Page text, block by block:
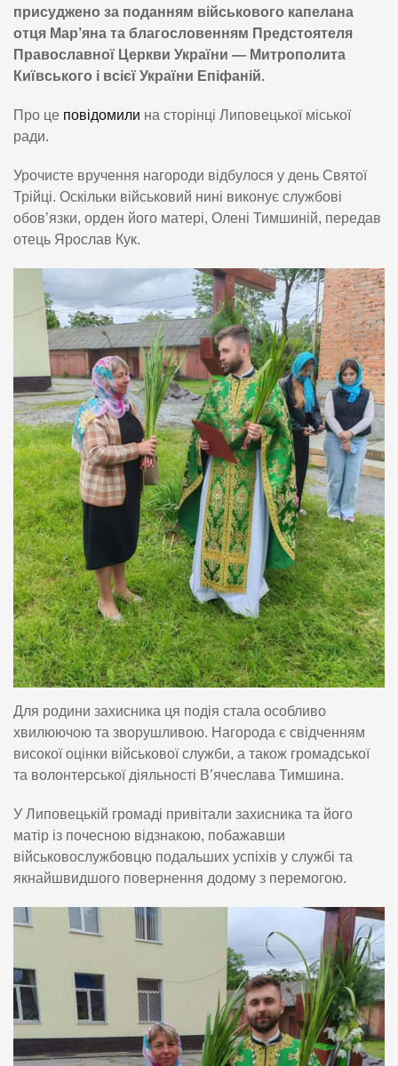
присуджено за поданням військового капелана
отця Мар’яна та благословенням Предстоятеля
Православної Церкви України — Митрополита
Київського і всієї України Епіфаній.
Про це повідомили на сторінці Липовецької міської
ради.
Урочисте вручення нагороди відбулося у день Святої
Трійці. Оскільки військовий нині виконує службові
обов’язки, орден його матері, Олені Тимшиній, передав
отець Ярослав Кук.
Для родини захисника ця подія стала особливо
хвилюючою та зворушливою. Нагорода є свідченням
високої оцінки військової служби, а також громадської
та волонтерської діяльності В’ячеслава Тимшина.
У Липовецькій громаді привітали захисника та його
матір із почесною відзнакою, побажавши
військовослужбовцю подальших успіхів у службі та
якнайшвидшого повернення додому з перемогою.